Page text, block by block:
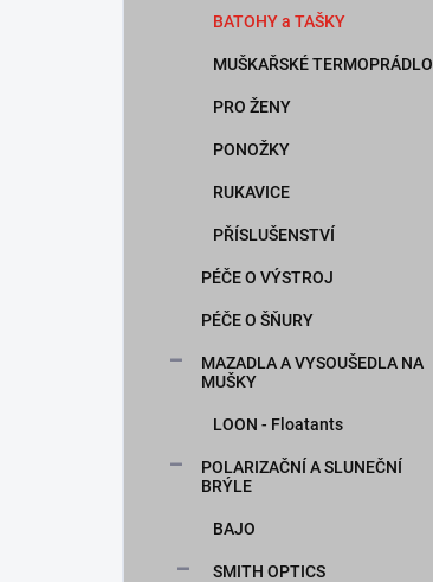
BATOHY a TAŠKY
MUŠKAŘSKÉ TERMOPRÁDLO
PRO ŽENY
PONOŽKY
RUKAVICE
PŘÍSLUŠENSTVÍ
PÉČE O VÝSTROJ
PÉČE O ŠŇURY
MAZADLA A VYSOUŠEDLA NA
MUŠKY
LOON - Floatants
POLARIZAČNÍ A SLUNEČNÍ
BRÝLE
BAJO
SMITH OPTICS